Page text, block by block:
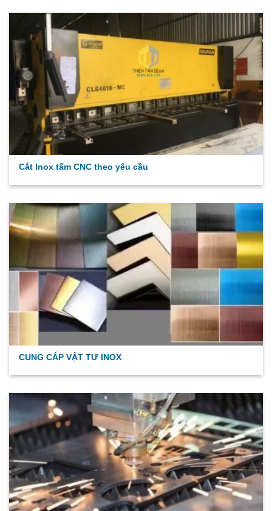
Cắt Inox tấm CNC theo yêu cầu
CUNG CẤP VẬT TƯ INOX